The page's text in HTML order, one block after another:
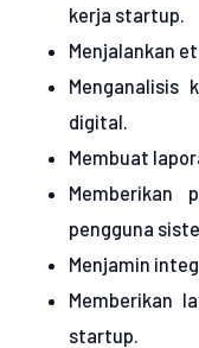
kerja startup.
Menjalankan
Menganalisis
digital.
Membuat
Memberikan
pengguna
Menjamin
Memberikan
startup.